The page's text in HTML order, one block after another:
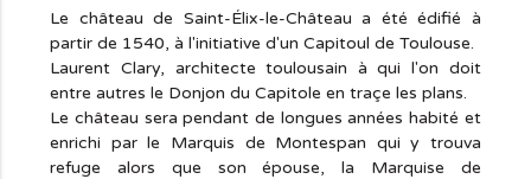
Le château de Saint-Élix-le-Château a été édifié à
partir de 1540, à l'initiative d'un Capitoul de Toulouse.
Laurent Clary, architecte toulousain à qui l'on doit
entre autres le Donjon du Capitole en traçe les plans.
Le château sera pendant de longues années habité et
enrichi par le Marquis de Montespan qui y trouva
refuge alors que son épouse, la Marquise de